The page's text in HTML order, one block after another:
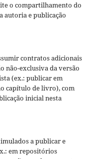
o compartilhamento do
autoria e publicação
contratos adicionais
não-exclusiva da versão
(ex.: publicar em
capítulo de livro), com
inicial nesta
a publicar e
em repositórios